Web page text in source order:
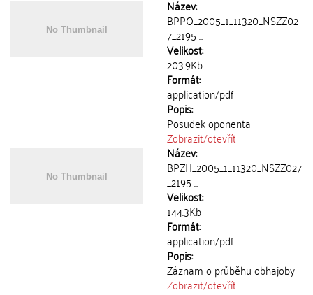
Název:
BPPO_2005_1_11320_NSZZ02
7_2195 ...
Velikost:
203.9Kb
Formát:
application/pdf
Popis:
Posudek oponenta
Zobrazit/otevřít
Název:
BPZH_2005_1_11320_NSZZ027
_2195 ...
Velikost:
144.3Kb
Formát:
application/pdf
Popis:
Záznam o průběhu obhajoby
Zobrazit/otevřít